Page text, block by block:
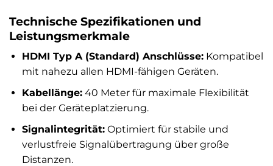
Technische Spezifikationen und
Leistungsmerkmale
HDMI Typ A (Standard) Anschlüsse:Kompatibel
mit nahezu allen HDMI-fähigen Geräten.
Kabellänge:40 Meter für maximale Flexibilität
bei der Geräteplatzierung.
Signalintegrität:Optimiert für stabile und
verlustfreie Signalübertragung über große
Distanzen.